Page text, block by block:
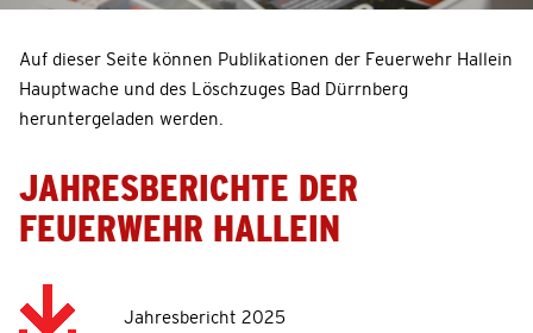
Auf dieser Seite können Publikationen der Feuerwehr Hallein
Hauptwache und des Löschzuges Bad Dürrnberg
heruntergeladen werden.
JAHRESBERICHTE DER
FEUERWEHR HALLEIN
Jahresbericht 2025